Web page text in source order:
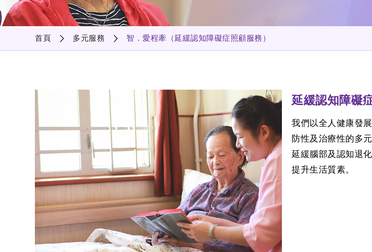
首頁 多元服務 智．愛程牽（延緩認知障礙症照顧服務）
延緩認知障礙
我們以全人健康發
防性及治療性的多
延緩腦部及認知退
提升生活質素。